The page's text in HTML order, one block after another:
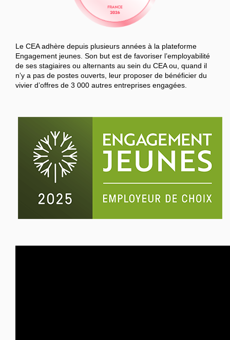
Le CEA adhère depuis plusieurs années à la plateforme
Engagement jeunes. Son but est de favoriser l’employabilité
de ses stagiaires ou alternants au sein du CEA ou, quand il
n’y a pas de postes ouverts, leur proposer de bénéficier du
vivier d’offres de 3 000 autres entreprises engagées.